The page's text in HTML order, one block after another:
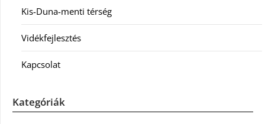
Kis-Duna-menti térség
Vidékfejlesztés
Kapcsolat
Kategóriák